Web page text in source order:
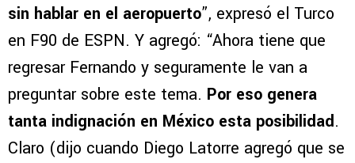
sin hablar en el aeropuerto”, expresó el Turco
en F90 de ESPN. Y agregó: “Ahora tiene que
regresar Fernando y seguramente le van a
preguntar sobre este tema. Por eso genera
tanta indignación en México esta posibilidad.
Claro (dijo cuando Diego Latorre agregó que se